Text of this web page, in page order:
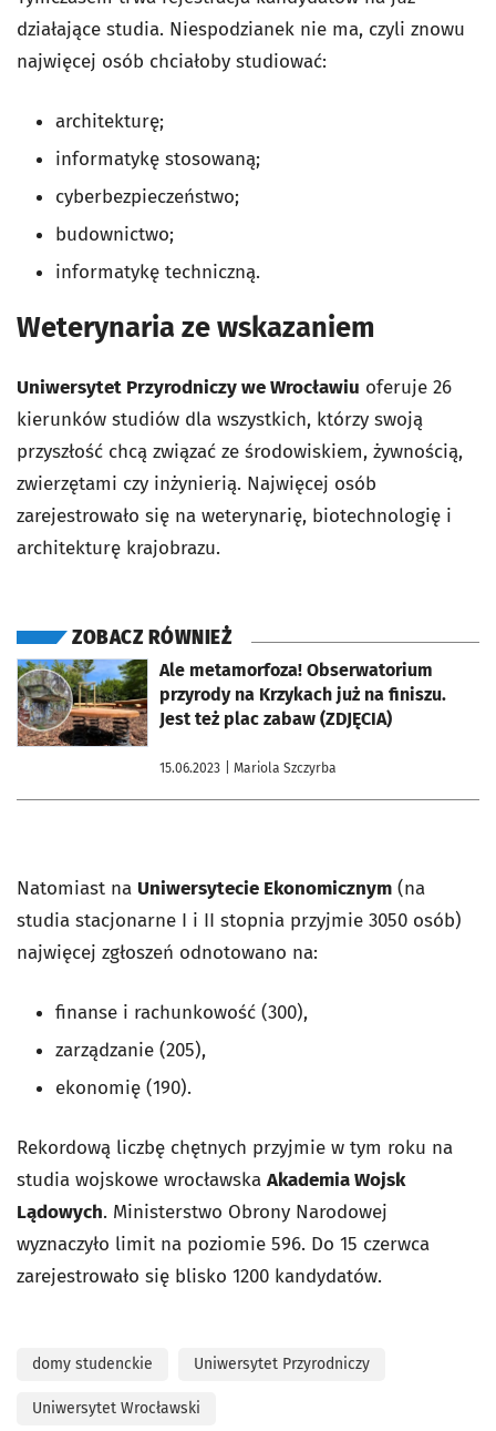
działające studia. Niespodzianek nie ma, czyli znowu
najwięcej osób chciałoby studiować:
architekturę;
informatykę stosowaną;
cyberbezpieczeństwo;
budownictwo;
informatykę techniczną.
Weterynaria ze wskazaniem
Uniwersytet Przyrodniczy we Wrocławiu oferuje 26
kierunków studiów dla wszystkich, którzy swoją
przyszłość chcą związać ze środowiskiem, żywnością,
zwierzętami czy inżynierią. Najwięcej osób
zarejestrowało się na weterynarię, biotechnologię i
architekturę krajobrazu.
ZOBACZ RÓWNIEŻ
Ale metamorfoza! Obserwatorium
przyrody na Krzykach już na finiszu.
Jest też plac zabaw (ZDJĘCIA)
15.06.2023 | Mariola Szczyrba
otworzy się w nowej karcie
Natomiast na Uniwersytecie Ekonomicznym (na
studia stacjonarne I i II stopnia przyjmie 3050 osób)
najwięcej zgłoszeń odnotowano na:
finanse i rachunkowość (300),
zarządzanie (205),
ekonomię (190).
Rekordową liczbę chętnych przyjmie w tym roku na
studia wojskowe wrocławska Akademia Wojsk
Lądowych. Ministerstwo Obrony Narodowej
wyznaczyło limit na poziomie 596. Do 15 czerwca
zarejestrowało się blisko 1200 kandydatów.
domy studenckie Uniwersytet Przyrodniczy
Uniwersytet Wrocławski